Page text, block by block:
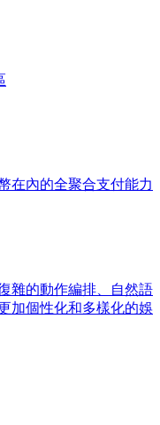
在內的全聚合支付能力
雜的動作編排、自然語
加個性化和多樣化的娛